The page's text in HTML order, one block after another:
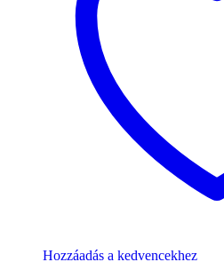
Hozzáadás a kedvencekhez